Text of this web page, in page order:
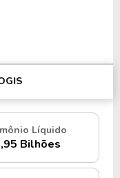
Líquido
Bilhões